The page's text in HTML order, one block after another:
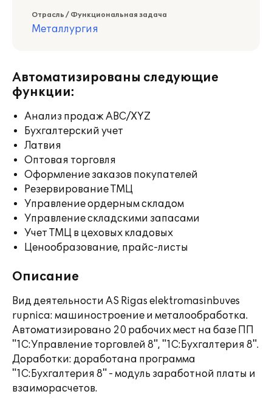
Отрасль / Функциональная задача
Металлургия
Автоматизированы следующие
функции:
Анализ продаж ABC/XYZ
Бухгалтерский учет
Латвия
Оптовая торговля
Оформление заказов покупателей
Резервирование ТМЦ
Управление ордерным складом
Управление складскими запасами
Учет ТМЦ в цеховых кладовых
Ценообразование, прайс-листы
Описание
Вид деятельности AS Rigas elektromasinbuves
rupnica: машиностроение и металообработка.
Автоматизировано 20 рабочих мест на базе ПП
"1С:Управление торговлей 8", "1С:Бухгалтерия 8".
Доработки: доработана программа
"1С:Бухгалтерия 8" - модуль заработной платы и
взаиморасчетов.